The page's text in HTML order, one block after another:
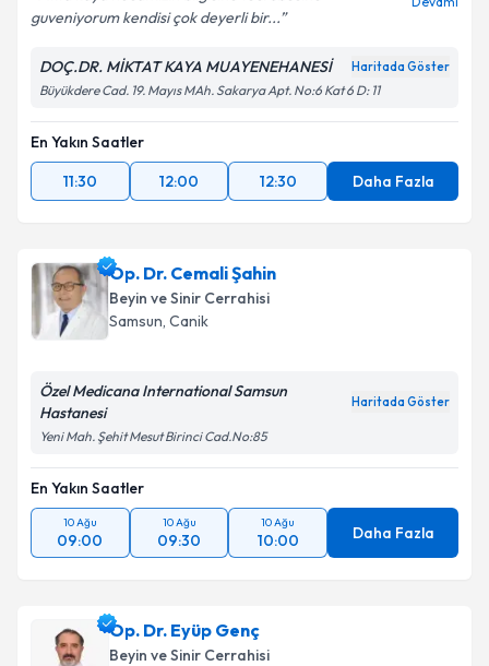
guveniyorum kendisi çok deyerli bir...
DOÇ.DR. MİKTAT KAYA MUAYENEHANESİ Haritada Göster
Büyükdere Cad. 19. Mayıs MAh. Sakarya Apt. No:6 Kat 6 D: 11
En Yakın Saatler
11:30
12:00 12:30 Daha Fazla
Op. Dr. Cemali Şahin
Beyin ve Sinir Cerrahisi
Samsun, Canik
Özel Medicana International Samsun
Hastanesi
Haritada Göster
Yeni Mah. Şehit Mesut Birinci Cad.No:85
En Yakın Saatler
10 Ağu
09:00
10 Ağu
09:30
10 Ağu
10:00 Daha Fazla
Op. Dr. Eyüp Genç
Beyin ve Sinir Cerrahisi